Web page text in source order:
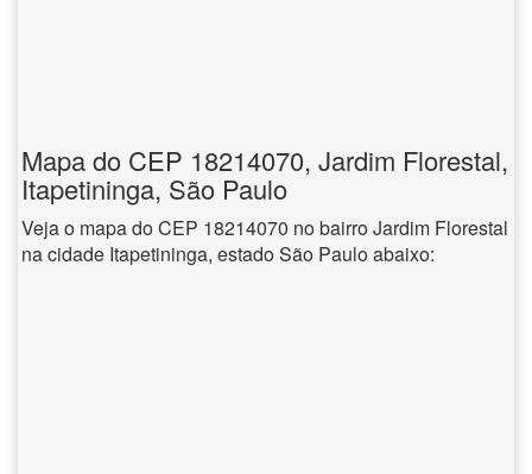
Mapa do CEP 18214070, Jardim Florestal,
Itapetininga, São Paulo
Veja o mapa do CEP 18214070 no bairro Jardim Florestal
na cidade Itapetininga, estado São Paulo abaixo: